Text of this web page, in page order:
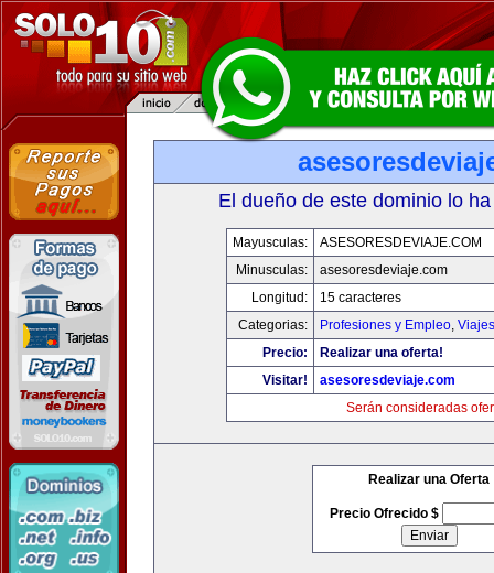
El dueño de este dominio lo
Mayusculas:
ASESORESDEVIAJE.COM
Minusculas:
asesoresdeviaje.com
Longitud:
15 caracteres
Categorias:
Profesiones y Empleo,
Precio:
Realizar una oferta!
Visitar!
asesoresdeviaje.com
Serán consideradas
Realizar una Oferta
Precio Ofrecido $